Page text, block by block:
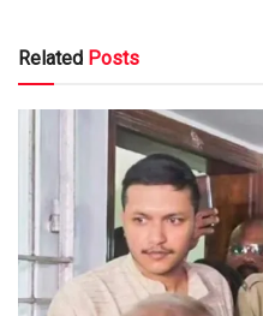
Related Posts